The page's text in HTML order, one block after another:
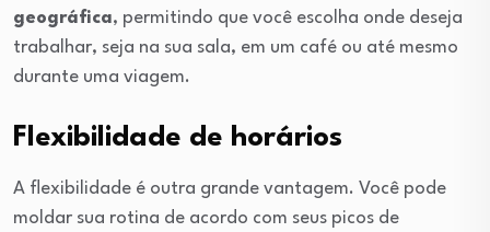
geográfica, permitindo que você escolha onde deseja
trabalhar, seja na sua sala, em um café ou até mesmo
durante uma viagem.
Flexibilidade de horários
A flexibilidade é outra grande vantagem. Você pode
moldar sua rotina de acordo com seus picos de